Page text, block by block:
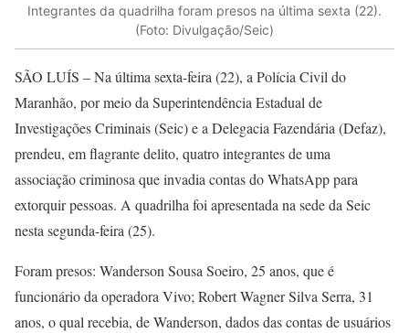
Integrantes da quadrilha foram presos na última sexta (22).
(Foto: Divulgação/Seic)
SÃO LUÍS – Na última sexta-feira (22), a Polícia Civil do
Maranhão, por meio da Superintendência Estadual de
Investigações Criminais (Seic) e a Delegacia Fazendária (Defaz),
prendeu, em flagrante delito, quatro integrantes de uma
associação criminosa que invadia contas do WhatsApp para
extorquir pessoas. A quadrilha foi apresentada na sede da Seic
nesta segunda-feira (25).
Foram presos: Wanderson Sousa Soeiro, 25 anos, que é
funcionário da operadora Vivo; Robert Wagner Silva Serra, 31
anos, o qual recebia, de Wanderson, dados das contas de usuários